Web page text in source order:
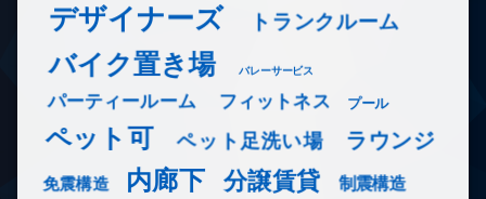
デザイナーズ トランクルーム
バイク置き場 バレーサービス
パーティールーム フィットネス プール
ペット可 ペット足洗い場 ラウンジ
免震構造 内廊下 分譲賃貸 制震構造